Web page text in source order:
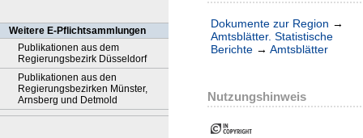
Weitere E-Pflichtsammlungen
Publikationen aus dem
Regierungsbezirk Düsseldorf
Publikationen aus den
Regierungsbezirken Münster,
Arnsberg und Detmold
Dokumente zur Region →
Amtsblätter. Statistische
Berichte → Amtsblätter
Nutzungshinweis